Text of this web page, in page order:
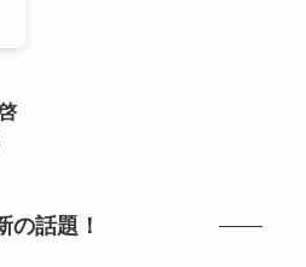
の話題！